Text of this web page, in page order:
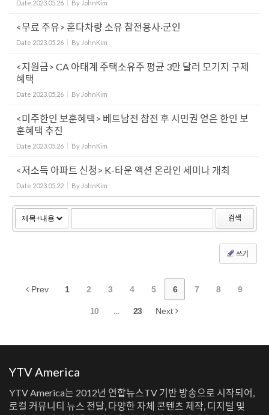
Date 2023.05.26 By JohnKim
<무료 주유> 혼다차량 소유 참전용사·군인
Date 2023.05.26 By JohnKim
<지원금> CA 아태계 주택소유주 평균 3만 달러 모기지 구제
혜택
Date 2023.05.26 By JohnKim
<미주한인 보훈혜택> 베트남전 참전 후 시민권 얻은 한인 보
훈혜택 추진
Date 2023.05.26 By JohnKim
<저소득 아파트 신청> K-타운 액션 온라인 세미나 개최
Date 2023.05.22 By JohnKim
검색
쓰기
Prev 1 2 3 4 5 6 7 8 9
10 ... 23 Next
YTV America
YTV America는 2012년 연합뉴스TV 기반 방송으로 시작되어,
로컬 커뮤니티 뉴스 전달, 다양한 자체 콘텐츠 제작, 디지털 및